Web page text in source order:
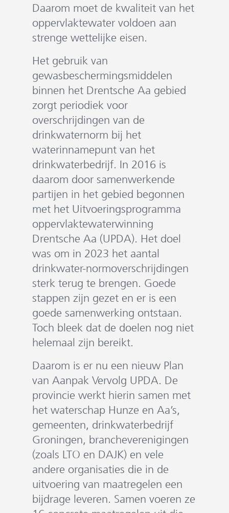
Daarom moet de kwaliteit van het
oppervlaktewater voldoen aan
strenge wettelijke eisen.
Het gebruik van
gewasbeschermingsmiddelen
binnen het Drentsche Aa gebied
zorgt periodiek voor
overschrijdingen van de
drinkwaternorm bij het
waterinnamepunt van het
drinkwaterbedrijf. In 2016 is
daarom door samenwerkende
partijen in het gebied begonnen
met het Uitvoeringsprogramma
oppervlaktewaterwinning
Drentsche Aa (UPDA). Het doel
was om in 2023 het aantal
drinkwater-normoverschrijdingen
sterk terug te brengen. Goede
stappen zijn gezet en er is een
goede samenwerking ontstaan.
Toch bleek dat de doelen nog niet
helemaal zijn bereikt.
Daarom is er nu een nieuw Plan
van Aanpak Vervolg UPDA. De
provincie werkt hierin samen met
het waterschap Hunze en Aa’s,
gemeenten, drinkwaterbedrijf
Groningen, brancheverenigingen
(zoals LTO en DAJK) en vele
andere organisaties die in de
uitvoering van maatregelen een
bijdrage leveren. Samen voeren ze